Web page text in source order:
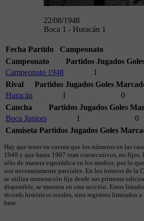
22/08/1948
Boca 1 - Huracán 1
Fecha Partido
Campeonato
Campeonato
Partidos Jugados
Campeonato 1948
1
Rival
Partidos Jugados Goles
Huracán
1
0
Cancha
Partidos Jugados Goles
Boca Juniors
1
0
Camiseta Partidos Jugados Goles
Hay que tener en cuenta que los números en las
1949 y que hasta 1997 eran consecutivos, no fijos.
sólo de manera esporádica en los medios, por lo
son necesariamente parciales. En los torneos de la
se utiliza numeración fija desde sus primeras
disponible, se muestra en esta sección. Estos
récords históricos totales, sino registros limitados
base.